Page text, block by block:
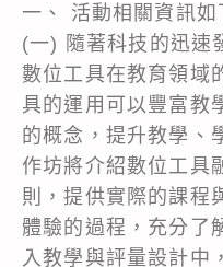
一、 活動相關資訊如
(一) 隨著科技的迅速
數位工具在教育領域
具的運用可以豐富教
的概念，提升教學、
作坊將介紹數位工具
則，提供實際的課程
體驗的過程，充分了
入教學與評量設計中